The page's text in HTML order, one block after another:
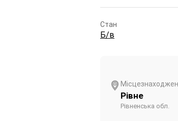
Стан
Б/в
Рівне
Рівненська обл.